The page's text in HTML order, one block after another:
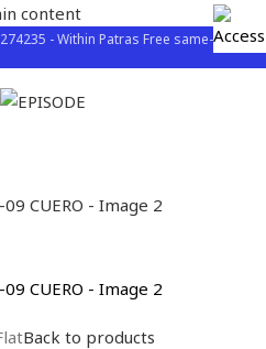
content
- Within Patras Free same-day
Back to products